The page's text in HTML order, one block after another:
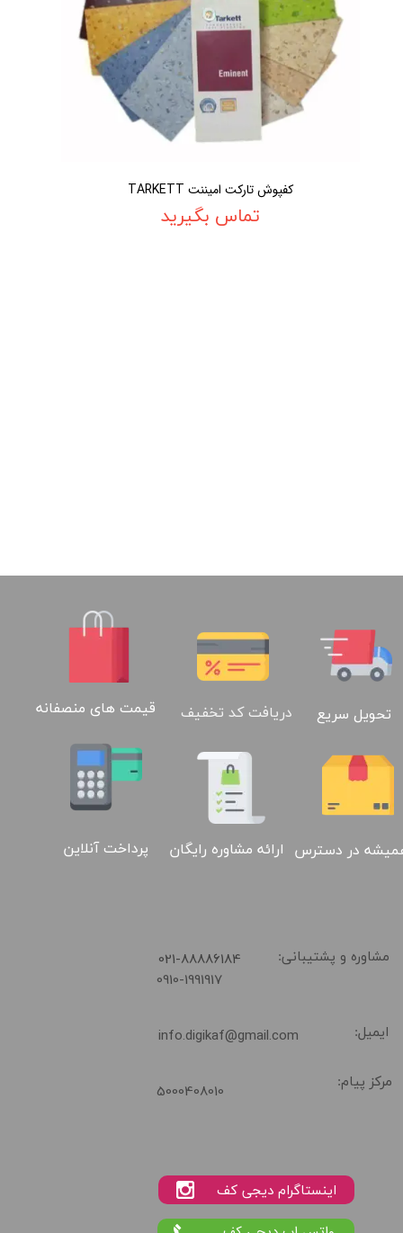
کفپوش تارکت امیننت TARKETT
تماس بگیرید
تحویل سریع دریافت کد تخفیف قیمت های منصفانه
در دسترس ارائه مشاوره رایگان پرداخت آنلاین
مشاوره و پشتیبانی: ​021-88886184
info.digikaf@gmail.com ایمیل:
مرکز پیام: 5000408010
0910-1991917